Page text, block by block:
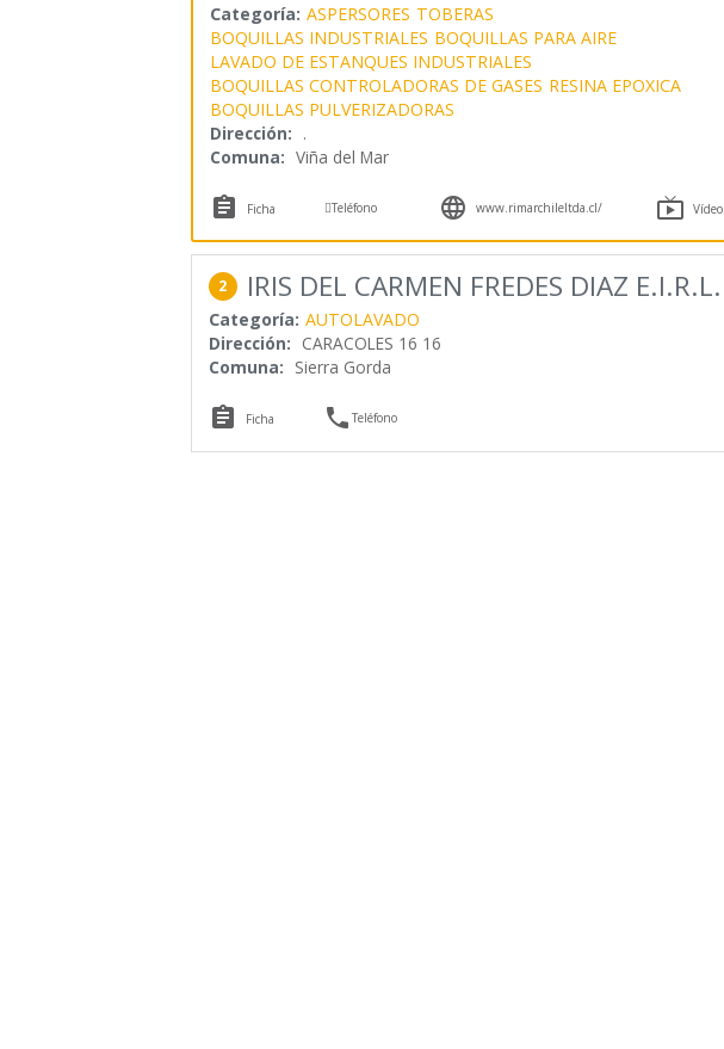
Categoría: ASPERSORES TOBERAS
BOQUILLAS INDUSTRIALES BOQUILLAS PARA AIRE
LAVADO DE ESTANQUES INDUSTRIALES
BOQUILLAS CONTROLADORAS DE GASES RESINA EPOXICA
BOQUILLAS PULVERIZADORAS
Dirección: .
Comuna: Viña del Mar
 Ficha Teléfono  www.rimarchileltda.cl/  Vídeo
2 IRIS DEL CARMEN FREDES DIAZ E.I.R.L.
Categoría: AUTOLAVADO
Dirección: CARACOLES 16 16
Comuna: Sierra Gorda
 Ficha Teléfono